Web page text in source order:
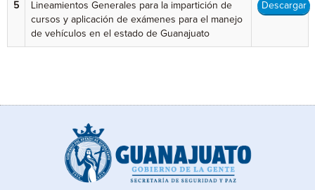
5
Lineamientos Generales para la impartición de
cursos y aplicación de exámenes para el manejo
de vehículos en el estado de Guanajuato
Descargar